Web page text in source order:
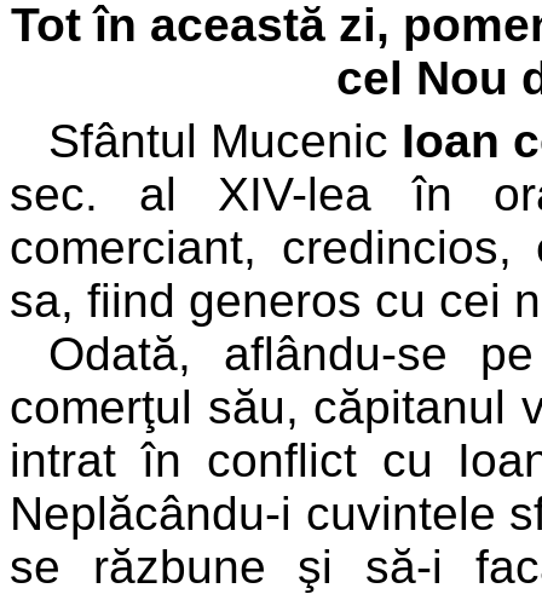
Tot în această zi,
cel Nou
Sfântul Mucenic Ioan
sec. al XIV-lea în
comerciant,
sa, fiind generos cu cei
Odată, aflându-se
comerţul său, căpitanul
intrat în conflict cu
Neplăcându-i cuvintele
se răzbune şi să-i